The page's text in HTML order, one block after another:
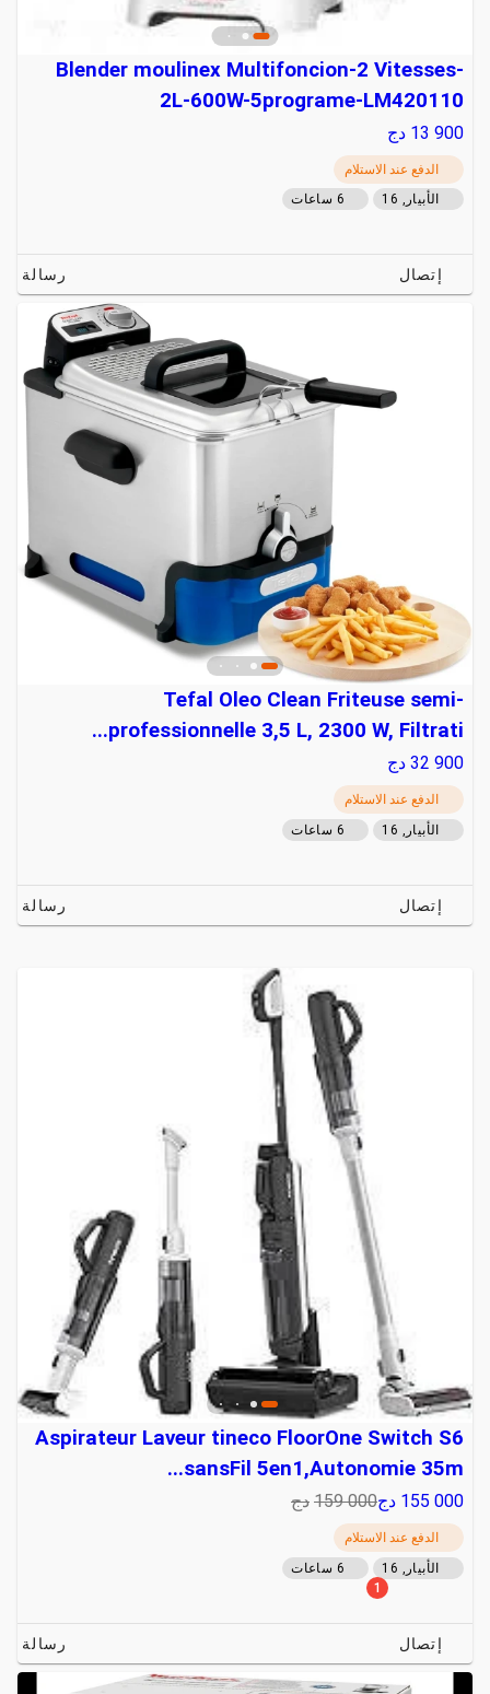
Blender moulinex Multifoncion-2 Vitesses-
2L-600W-5programe-LM420110
13 900 دج
الدفع عند الاستلام
الأبيار, 16
6 ساعات
إتصال رسالة
Tefal Oleo Clean Friteuse semi-
professionnelle 3,5 L, 2300 W, Filtrati...
32 900 دج
الدفع عند الاستلام
الأبيار, 16
6 ساعات
إتصال رسالة
Aspirateur Laveur tineco FloorOne Switch S6
sansFil 5en1,Autonomie 35m...
155 000 دج159 000 دج
الدفع عند الاستلام
الأبيار, 16
6 ساعات
1
إتصال رسالة